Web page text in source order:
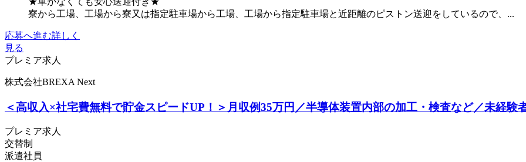
寮から工場、工場から寮又は指定駐車場から工場、工場から指定駐車場と近距離のピストン送迎をしているので、...
応募へ進む詳しく
見る
プレミア求人
株式会社BREXA Next
＜高収入×社宅費無料で貯金スピードUP！＞月収例35万円／半導体装置内部の加工・検査など／未経験
プレミア求人
交替制
派遣社員